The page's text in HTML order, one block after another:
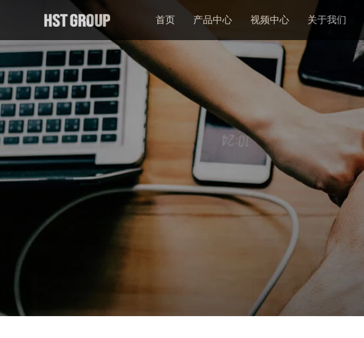
首页 产品中心 视频中心 关于我们